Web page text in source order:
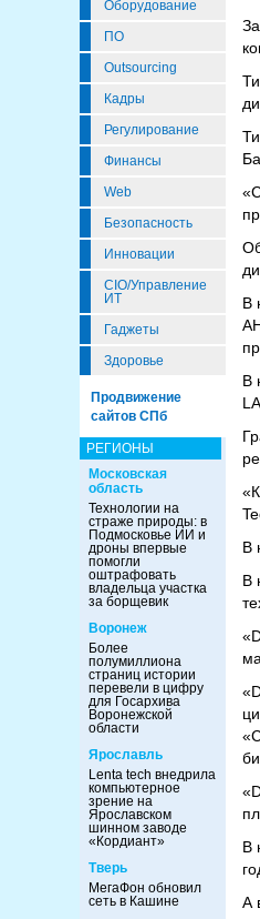
Оборудование
ПО
Outsourcing
Кадры
Регулирование
Финансы
Web
Безопасность
Инновации
CIO/Управление
ИТ
Гаджеты
Здоровье
Продвижение
сайтов СПб
РЕГИОНЫ
Московская
область
Технологии на
страже природы: в
Подмосковье ИИ и
дроны впервые
помогли
оштрафовать
владельца участка
за борщевик
Воронеж
Более
полумиллиона
страниц истории
перевели в цифру
для Госархива
Воронежской
области
Ярославль
Lenta tech внедрила
компьютерное
зрение на
Ярославском
шинном заводе
«Кордиант»
Тверь
МегаФон обновил
сеть в Кашине
В
В
В
В
В
А